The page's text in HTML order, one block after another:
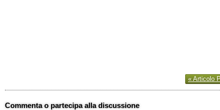
« Articolo
Commenta o partecipa alla discussione